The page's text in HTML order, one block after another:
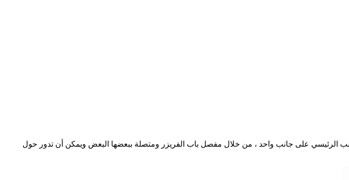
الرئيسي على جانب واحد ، من خلال مفصل باب الفريزر ومتصلة ببعضها البعض ويمكن أن تدور حول